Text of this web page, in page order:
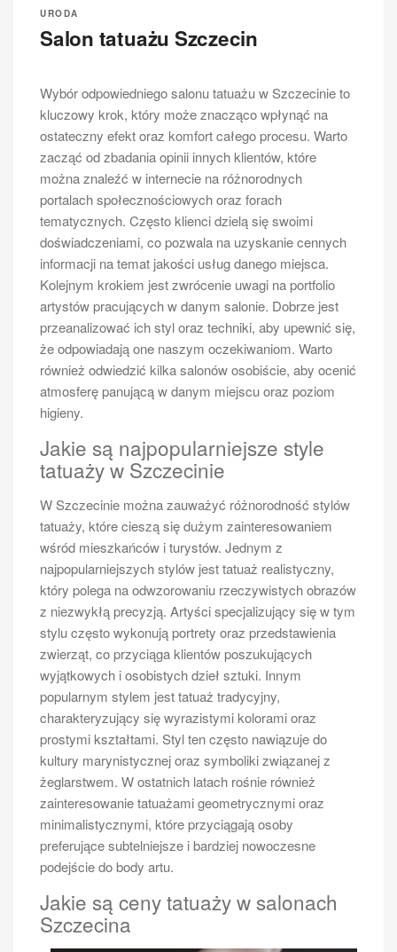
URODA
Salon tatuażu Szczecin
Wybór odpowiedniego salonu tatuażu w Szczecinie to
kluczowy krok, który może znacząco wpłynąć na
ostateczny efekt oraz komfort całego procesu. Warto
zacząć od zbadania opinii innych klientów, które
można znaleźć w internecie na różnorodnych
portalach społecznościowych oraz forach
tematycznych. Często klienci dzielą się swoimi
doświadczeniami, co pozwala na uzyskanie cennych
informacji na temat jakości usług danego miejsca.
Kolejnym krokiem jest zwrócenie uwagi na portfolio
artystów pracujących w danym salonie. Dobrze jest
przeanalizować ich styl oraz techniki, aby upewnić się,
że odpowiadają one naszym oczekiwaniom. Warto
również odwiedzić kilka salonów osobiście, aby ocenić
atmosferę panującą w danym miejscu oraz poziom
higieny.
Jakie są najpopularniejsze style
tatuaży w Szczecinie
W Szczecinie można zauważyć różnorodność stylów
tatuaży, które cieszą się dużym zainteresowaniem
wśród mieszkańców i turystów. Jednym z
najpopularniejszych stylów jest tatuaż realistyczny,
który polega na odwzorowaniu rzeczywistych obrazów
z niezwykłą precyzją. Artyści specjalizujący się w tym
stylu często wykonują portrety oraz przedstawienia
zwierząt, co przyciąga klientów poszukujących
wyjątkowych i osobistych dzieł sztuki. Innym
popularnym stylem jest tatuaż tradycyjny,
charakteryzujący się wyrazistymi kolorami oraz
prostymi kształtami. Styl ten często nawiązuje do
kultury marynistycznej oraz symboliki związanej z
żeglarstwem. W ostatnich latach rośnie również
zainteresowanie tatuażami geometrycznymi oraz
minimalistycznymi, które przyciągają osoby
preferujące subtelniejsze i bardziej nowoczesne
podejście do body artu.
Jakie są ceny tatuaży w salonach
Szczecina